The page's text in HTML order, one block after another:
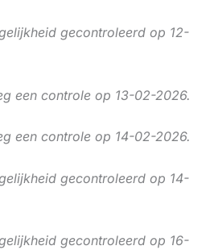
gecontroleerd op 12-
een controle op 13-02-2026.
een controle op 14-02-2026.
gecontroleerd op 14-
gecontroleerd op 16-